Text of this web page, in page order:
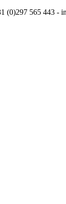
(0)297 565 443 -